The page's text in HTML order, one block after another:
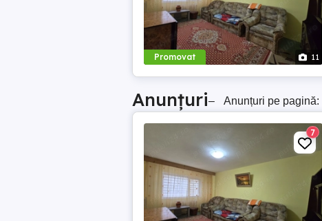
Promovat 11
Anunțuri– Anunțuri pe pagină:
7